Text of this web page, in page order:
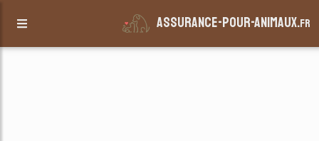
assurance-pour-animaux.fr